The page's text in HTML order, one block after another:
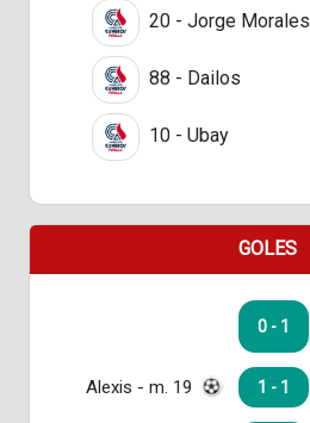
20 - Jorge Morales
88 - Dailos
10 - Ubay
GOLES
0 - 1
Alexis - m. 19 1 - 1